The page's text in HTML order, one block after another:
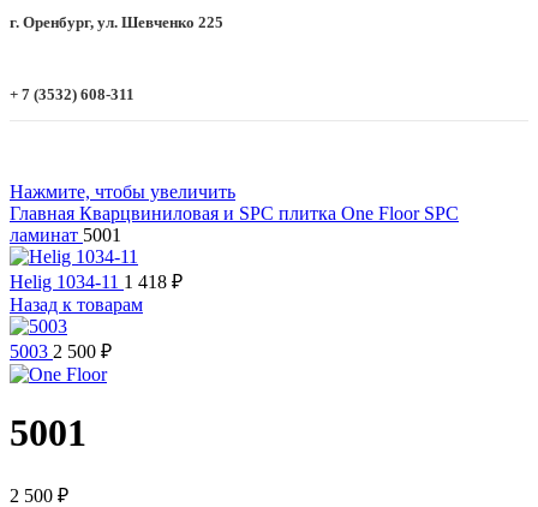
г. Оренбург, ул. Шевченко 225
+ 7 (3532) 608-311
Нажмите, чтобы увеличить
Главная Кварцвиниловая и SPC плитка One Floor SPC
ламинат 5001
Helig 1034-11 1 418 ₽
Назад к товарам
5003 2 500 ₽
5001
2 500 ₽